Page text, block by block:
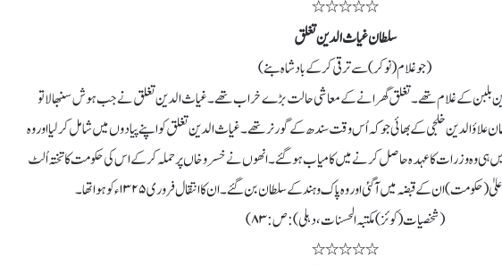
٭٭٭٭٭
سلطان غیاث الدین تغلق
( جو غلام ( نوکر) سے ترقی کرکے بادشاہ بنے)
بلبن کے غلام تھے۔ تغلق گھرانے کے معاشی حالت بڑے خراب تھے۔ غیاث الدین تغلق نے جب ہوش سنبھالا تو
علاؤالدین خلجی کے بھائی جو کہ اُس وقت سندھ کے گورنر تھے۔ غیاث الدین تغلق کو اپنے پیادوں میں شامل کرلیا اور وہ
میں ہی وہ وزرات کا عہدہ حاصل کرنے میں کامیاب ہوگئے۔ انھوں نے خسرو خاں پر حملہ کرکے اس کی حکومت کا تختہ اُلٹ
ان کے قبضہ میں آگئی اور وہ پاک و ہند کے سلطان بن گئے۔ ان کا انتقال فروری ۱۳۲۵ء کو ہوا تھا۔
( شخصیات (کوئز) مکتبہ الحسنات، دہلی): ص: ۸۳)
٭٭٭٭٭